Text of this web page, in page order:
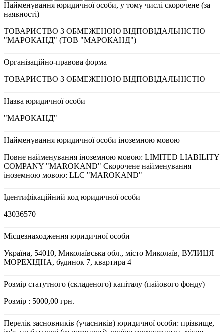
Найменування юридичної особи, у тому числі скорочене (за
наявності)
ТОВАРИСТВО З ОБМЕЖЕНОЮ ВІДПОВІДАЛЬНІСТЮ
"МАРОКАНД" (ТОВ "МАРОКАНД")
Організаційно-правова форма
ТОВАРИСТВО З ОБМЕЖЕНОЮ ВІДПОВІДАЛЬНІСТЮ
Назва юридичної особи
"МАРОКАНД"
Найменування юридичної особи іноземною мовою
Повне найменування іноземною мовою: LIMITED LIABILITY
COMPANY "MAROKAND" Скорочене найменування
іноземною мовою: LLC "MAROKAND"
Ідентифікаційний код юридичної особи
43036570
Місцезнаходження юридичної особи
Україна, 54010, Миколаївська обл., місто Миколаїв, ВУЛИЦЯ
МОРЕХІДНА, будинок 7, квартира 4
Розмір статутного (складеного) капіталу (пайового фонду)
Розмір : 5000,00 грн.
Перелік засновників (учасників) юридичної особи: прізвище,